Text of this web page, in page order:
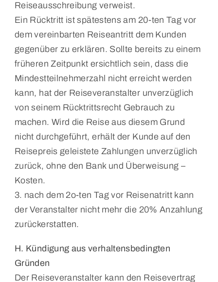
Reiseausschreibung verweist.
Ein Rücktritt ist spätestens am 20-ten Tag vor
dem vereinbarten Reiseantritt dem Kunden
gegenüber zu erklären. Sollte bereits zu einem
früheren Zeitpunkt ersichtlich sein, dass die
Mindestteilnehmerzahl nicht erreicht werden
kann, hat der Reiseveranstalter unverzüglich
von seinem Rücktrittsrecht Gebrauch zu
machen. Wird die Reise aus diesem Grund
nicht durchgeführt, erhält der Kunde auf den
Reisepreis geleistete Zahlungen unverzüglich
zurück, ohne den Bank und Überweisung –
Kosten.
3. nach dem 2o-ten Tag vor Reisenatritt kann
der Veranstalter nicht mehr die 20% Anzahlung
zurückerstatten.
H. Kündigung aus verhaltensbedingten
Gründen
Der Reiseveranstalter kann den Reisevertrag